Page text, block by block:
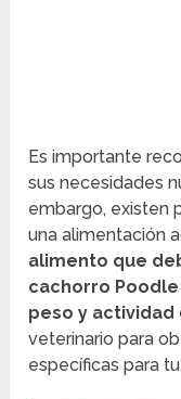
Es importante
sus necesidades
embargo, existen
una alimentación
alimento que
cachorro
peso y actividad
veterinario para
específicas para